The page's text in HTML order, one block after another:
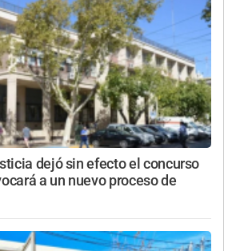
dejó sin efecto el concurso
a un nuevo proceso de